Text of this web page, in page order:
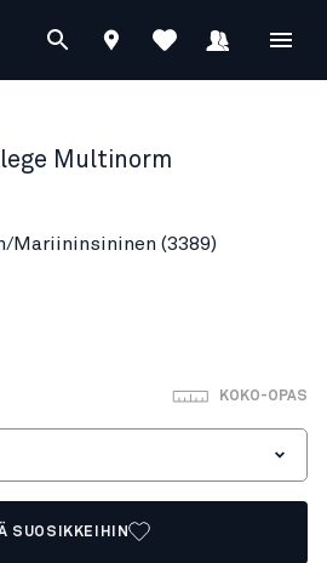
Multinorm
Mariininsininen (3389)
KOKO-OPAS
SUOSIKKEIHIN